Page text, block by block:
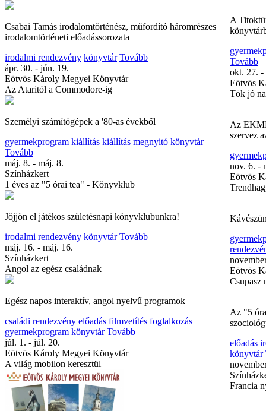
Csabai Tamás irodalomtörténész, műfordító háromrészes
irodalomtörténeti előadássorozata
irodalmi rendezvény könyvtár Tovább
ápr. 30. - jún. 19.
Eötvös Károly Megyei Könyvtár
Az Ataritól a Commodore-ig
Személyi számítógépek a '80-as évekből
gyermekprogram kiállítás kiállítás megnyitó könyvtár
Tovább
máj. 8. - máj. 8.
Színházkert
1 éves az "5 órai tea" - Könyvklub
Jöjjön el játékos születésnapi könyvklubunkra!
irodalmi rendezvény könyvtár Tovább
máj. 16. - máj. 16.
Színházkert
Angol az egész családnak
Egész napos interaktív, angol nyelvű programok
családi rendezvény előadás filmvetítés foglalkozás
gyermekprogram könyvtár Tovább
júl. 1. - júl. 20.
Eötvös Károly Megyei Könyvtár
A világ mobilon keresztül
A
Tovább
okt. 27. -
Eötvös
Tök jó
Az
szervez
nov. 6. -
Eötvös
Eötvös
Csupasz
Az "5
előadás
könyvtár
Francia